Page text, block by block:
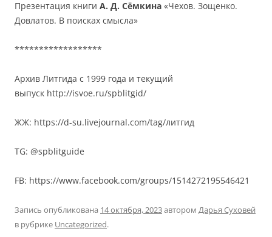
Презентация книги А. Д. Сёмкина «Чехов. Зощенко.
Довлатов. В поисках смысла»
******************
Архив Литгида с 1999 года и текущий
выпуск http://isvoe.ru/spblitgid/
ЖЖ: https://d-su.livejournal.com/tag/литгид
TG: @spblitguide
FB: https://www.facebook.com/groups/1514272195546421
Запись опубликована 14 октября, 2023автором Дарья Суховей
в рубрике Uncategorized.